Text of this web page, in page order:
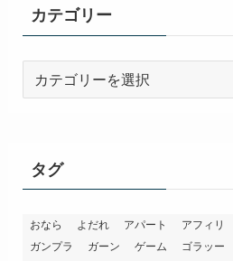
カテゴリー
タグ
おなら よだれ アパート アフィリ
ガンプラ
ガーン ゲーム ゴラッー